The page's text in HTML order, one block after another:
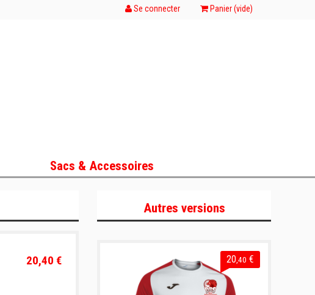
Se connecter Panier (vide)
Sacs & Accessoires
20,40 €
Autres versions
20 ,40 €